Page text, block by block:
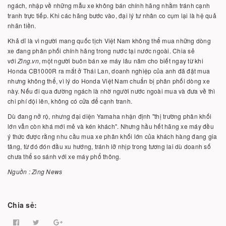
ngách, nhập về những mẫu xe không bán chính hãng nhằm tránh cạnh
tranh trực tiếp. Khi các hãng bước vào, đại lý tư nhân co cụm lại là hệ quả
nhãn tiền.
Khả dĩ là vì người mang quốc tịch Việt Nam không thể mua những dòng
xe đang phân phối chính hãng trong nước tại nước ngoài. Chia sẻ
với Zing.vn, một người buôn bán xe máy lâu năm cho biết ngay từ khi
Honda CB1000R ra mắt ở Thái Lan, doanh nghiệp của anh đã đặt mua
nhưng không thể, vì lý do Honda Việt Nam chuẩn bị phân phối dòng xe
này. Nếu đi qua đường ngách là nhờ người nước ngoài mua và đưa về thì
chi phí đội lên, không có cửa để cạnh tranh.
Dù đang nở rộ, nhưng đại diện Yamaha nhận định "thị trường phân khối
lớn vẫn còn khá mới mẻ và kén khách". Nhưng hầu hết hãng xe máy đều
ý thức được rằng nhu cầu mua xe phân khối lớn của khách hàng đang gia
tăng, từ đó đón đầu xu hướng, tránh lỡ nhịp trong tương lai dù doanh số
chưa thể so sánh với xe máy phổ thông.
Nguồn : Zing News
Chia sẻ: